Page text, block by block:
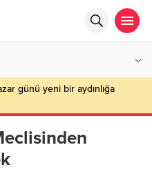
günü yeni bir aydınlığa